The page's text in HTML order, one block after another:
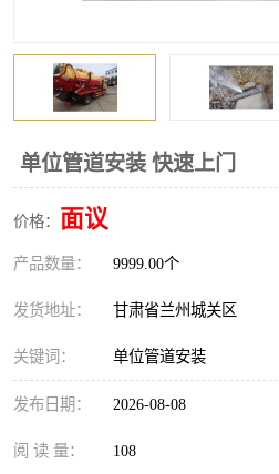
单位管道安装 快速上门
价格： 面议
产品数量： 9999.00个
发货地址： 甘肃省兰州城关区
关键词： 单位管道安装
发布日期： 2026-08-08
阅 读 量： 108